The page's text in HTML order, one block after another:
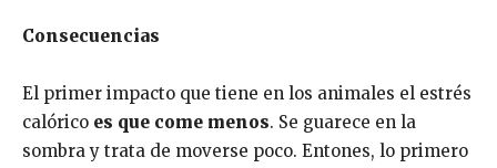
Consecuencias
El primer impacto que tiene en los animales el estrés
calórico es que come menos. Se guarece en la
sombra y trata de moverse poco. Entones, lo primero